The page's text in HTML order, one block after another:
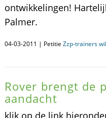
ontwikkelingen!
Palmer.
04-03-2011 | Petitie Zzp-trainers
Rover brengt de
aandacht
klik op de link